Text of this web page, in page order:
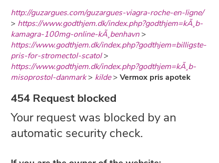
http://guzargues.com/guzargues-viagra-roche-en-ligne/
> https://www.godthjem.dk/index.php?godthjem=kÃ¸b-
kamagra-100mg-online-kÃ¸benhavn>
https://www.godthjem.dk/index.php?godthjem=billigste-
pris-for-stromectol-scatol>
https://www.godthjem.dk/index.php?godthjem=kÃ¸b-
misoprostol-danmark> kilde>Vermox pris apotek
454 Request blocked
Your request was blocked by an
automatic security check.